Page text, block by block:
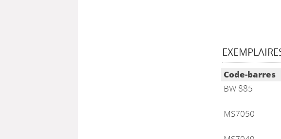
Liste des
Code-barres
BW 885
MS7050